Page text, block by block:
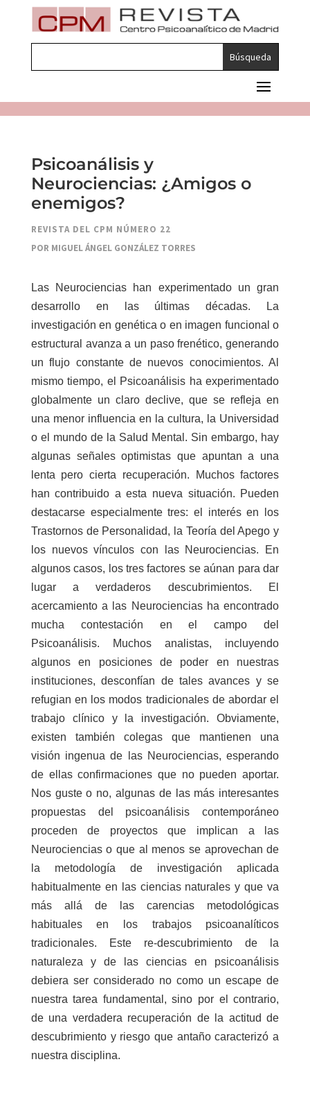
Psicoanálisis y
Neurociencias: ¿Amigos o
enemigos?
REVISTA DEL CPM NÚMERO 22
POR MIGUEL ÁNGEL GONZÁLEZ TORRES
Las Neurociencias
han experimentado un gran
desarrollo en las últimas décadas. La
investigación en genética o en imagen funcional o
estructural avanza a un paso frenético, generando
un flujo constante de nuevos conocimientos. Al
mismo tiempo, el Psicoanálisis ha experimentado
globalmente un claro declive, que se refleja en
una menor influencia en la cultura, la Universidad
o el mundo de la Salud Mental. Sin embargo, hay
algunas señales optimistas que apuntan a una
lenta pero cierta recuperación. Muchos factores
han contribuido a esta nueva situación. Pueden
destacarse especialmente tres: el interés en los
Trastornos de Personalidad, la Teoría del Apego y
los nuevos vínculos con las Neurociencias. En
algunos casos, los tres factores se aúnan para dar
lugar a verdaderos descubrimientos. El
acercamiento a las Neurociencias ha encontrado
mucha contestación en el campo del
Psicoanálisis. Muchos analistas, incluyendo
algunos en posiciones de poder en nuestras
instituciones, desconfían de tales avances y se
refugian en los modos tradicionales de abordar el
trabajo clínico y la investigación. Obviamente,
existen también colegas que mantienen una
visión ingenua de las Neurociencias, esperando
de ellas confirmaciones que no pueden aportar.
Nos guste o no, algunas de las más interesantes
propuestas del psicoanálisis contemporáneo
proceden de proyectos que implican a las
Neurociencias o que al menos se aprovechan de
la metodología de investigación aplicada
habitualmente en las ciencias naturales y que va
más allá de las carencias metodológicas
habituales en los trabajos psicoanalíticos
tradicionales. Este re-descubrimiento de la
naturaleza y de las ciencias en psicoanálisis
debiera ser considerado no como un escape de
nuestra tarea fundamental, sino por el contrario,
de una verdadera recuperación de la actitud de
descubrimiento y riesgo que antaño caracterizó a
nuestra disciplina.